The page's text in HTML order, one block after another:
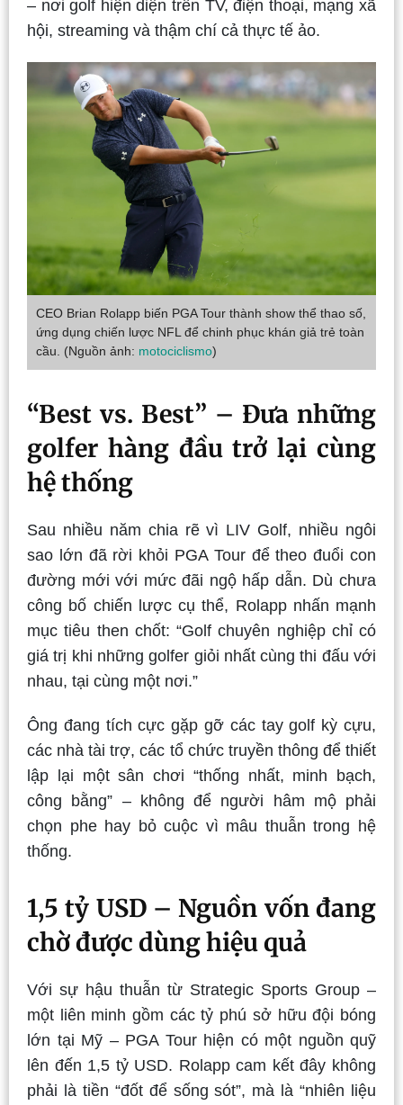
– nơi golf hiện diện trên TV, điện thoại, mạng xã
hội, streaming và thậm chí cả thực tế ảo.
CEO Brian Rolapp biến PGA Tour thành show thể thao số,
ứng dụng chiến lược NFL để chinh phục khán giả trẻ toàn
cầu. (Nguồn ảnh: motociclismo)
“Best vs. Best” – Đưa những
golfer hàng đầu trở lại cùng
hệ thống
Sau nhiều năm chia rẽ vì LIV Golf, nhiều ngôi
sao lớn đã rời khỏi PGA Tour để theo đuổi con
đường mới với mức đãi ngộ hấp dẫn. Dù chưa
công bố chiến lược cụ thể, Rolapp nhấn mạnh
mục tiêu then chốt: “Golf chuyên nghiệp chỉ có
giá trị khi những golfer giỏi nhất cùng thi đấu với
nhau, tại cùng một nơi.”
Ông đang tích cực gặp gỡ các tay golf kỳ cựu,
các nhà tài trợ, các tổ chức truyền thông để thiết
lập lại một sân chơi “thống nhất, minh bạch,
công bằng” – không để người hâm mộ phải
chọn phe hay bỏ cuộc vì mâu thuẫn trong hệ
thống.
1,5 tỷ USD – Nguồn vốn đang
chờ được dùng hiệu quả
Với sự hậu thuẫn từ Strategic Sports Group –
một liên minh gồm các tỷ phú sở hữu đội bóng
lớn tại Mỹ – PGA Tour hiện có một nguồn quỹ
lên đến 1,5 tỷ USD. Rolapp cam kết đây không
phải là tiền “đốt để sống sót”, mà là “nhiên liệu